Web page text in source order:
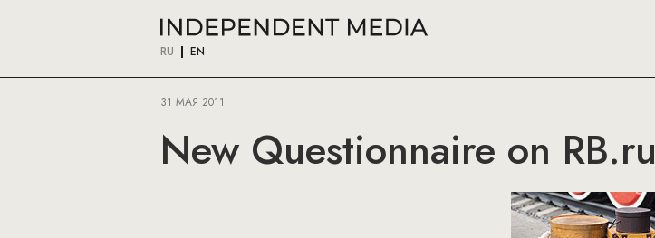
RU EN
31 МАЯ 2011
New Questionnaire on RB.ru